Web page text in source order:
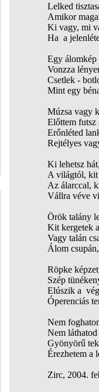
Lelked
Amikor
Ki vagy, mi
Ha a
Egy álomkép
Vonzza
Csetlek -
Mint egy
Múzsa vagy
Előttem futsz
Erőnléted
Rejtélyes
Ki lehetsz
A világtól, kit
Az álarccal,
Vállra véve
Örök talány
Kit kergetek
Vagy talán
Álom
Röpke
Szép
Elúszik a
Óperenciás
Nem
Nem láthatod
Gyönyörű
Érezhetem a
Zirc, 2004.